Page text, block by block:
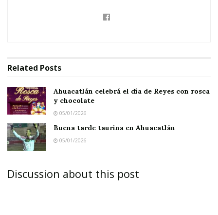
Related Posts
Ahuacatlán celebrá el día de Reyes con rosca
y chocolate
05/01/2026
Buena tarde taurina en Ahuacatlán
05/01/2026
Discussion about this post